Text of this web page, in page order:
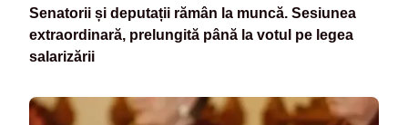
Senatorii și deputații rămân la muncă. Sesiunea
extraordinară, prelungită până la votul pe legea
salarizării